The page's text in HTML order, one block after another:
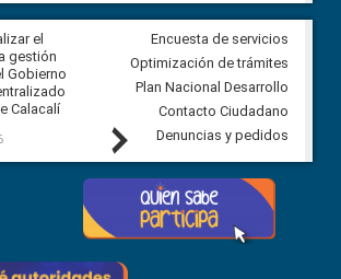
el
gestión
Gobierno
Calacalí
Veeduría para vigilar los
derivados de la Audiencia
comunidad Urbina, parroquia
Carolina
5 agosto, 2026
Next
Encuesta de servicios
Optimización de trámites
Plan Nacional Desarrollo
Contacto Ciudadano
Denuncias y pedidos